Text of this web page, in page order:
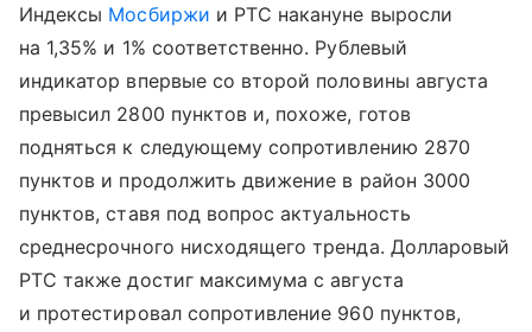
Индексы Мосбиржи и РТС накануне выросли
на 1,35% и 1% соответственно. Рублевый
индикатор впервые со второй половины августа
превысил 2800 пунктов и, похоже, готов
подняться к следующему сопротивлению 2870
пунктов и продолжить движение в район 3000
пунктов, ставя под вопрос актуальность
среднесрочного нисходящего тренда. Долларовый
РТС также достиг максимума с августа
и протестировал сопротивление 960 пунктов,